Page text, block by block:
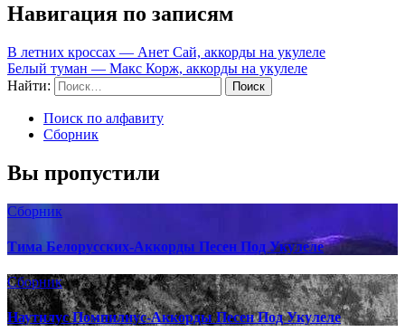
Навигация по записям
В летних кроссах — Анет Сай, аккорды на укулеле
Белый туман — Макс Корж, аккорды на укулеле
Найти:
Поиск по алфавиту
Сборник
Вы пропустили
Сборник
Тима Белорусских-Аккорды Песен Под Укулеле
Сборник
Наутилус Помпилиус-Аккорды Песен Под Укулеле